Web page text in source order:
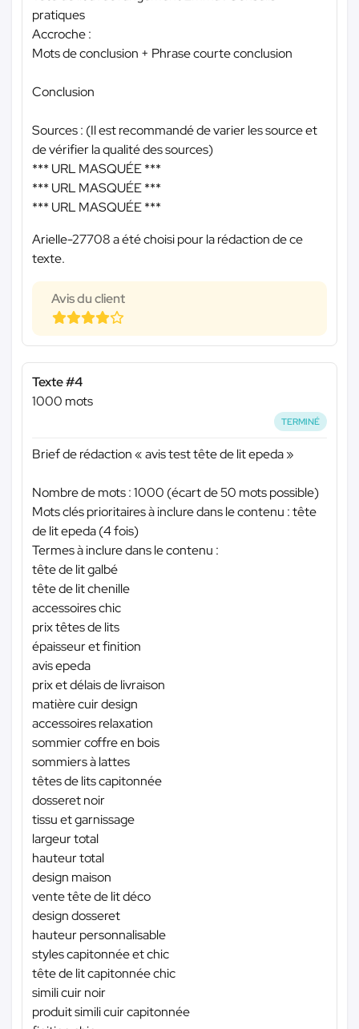
pratiques
Accroche :
Mots de conclusion + Phrase courte conclusion
Conclusion
Sources : (Il est recommandé de varier les source et
de vérifier la qualité des sources)
*** URL MASQUÉE ***
*** URL MASQUÉE ***
*** URL MASQUÉE ***
Arielle-27708 a été choisi pour la rédaction de ce
texte.
Avis du client
Texte #4
1000 mots
TERMINÉ
Brief de rédaction « avis test tête de lit epeda »
Nombre de mots : 1000 (écart de 50 mots possible)
Mots clés prioritaires à inclure dans le contenu : tête
de lit epeda (4 fois)
Termes à inclure dans le contenu :
tête de lit galbé
tête de lit chenille
accessoires chic
prix têtes de lits
épaisseur et finition
avis epeda
prix et délais de livraison
matière cuir design
accessoires relaxation
sommier coffre en bois
sommiers à lattes
têtes de lits capitonnée
dosseret noir
tissu et garnissage
largeur total
hauteur total
design maison
vente tête de lit déco
design dosseret
hauteur personnalisable
styles capitonnée et chic
tête de lit capitonnée chic
simili cuir noir
produit simili cuir capitonnée